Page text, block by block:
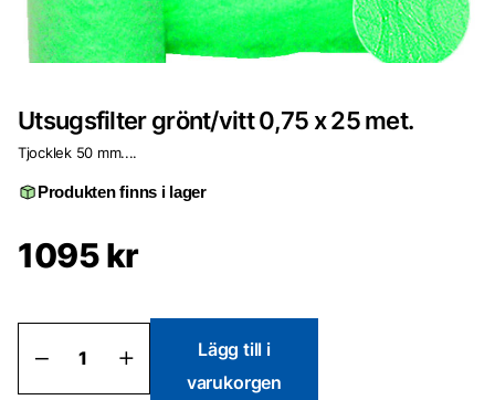
Utsugsfilter grönt/vitt 0,75 x 25 met.
Tjocklek 50 mm....
Produkten finns i lager
1095kr
Utsugsfilter
grönt/vitt
0,75
Lägg till i
varukorgen